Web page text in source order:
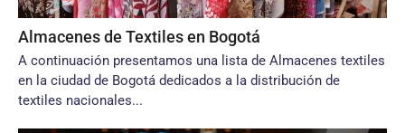
Almacenes de Textiles en Bogotá
A continuación presentamos una lista de Almacenes textiles
en la ciudad de Bogotá dedicados a la distribución de
textiles nacionales...